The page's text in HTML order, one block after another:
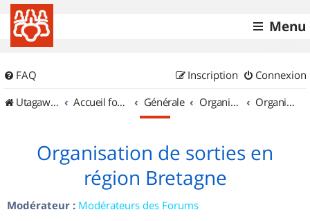
Menu
FAQ Connexion
Inscription
UtagawaVTT (Randos VTT et VTTAE avec traces GPS)
Accueil forum Générale Organisation de sorties & Recherche de partenaires Organisation de sorties en région Bretagne
Organisation de sorties en
région Bretagne
Modérateur : Modérateurs des Forums